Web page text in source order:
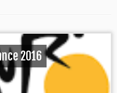
2016